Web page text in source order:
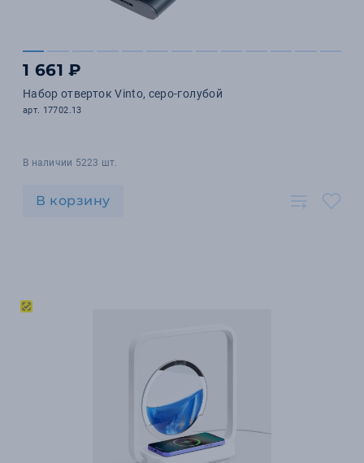
1 661 ₽
Набор отверток Vinto, серо-голубой
арт. 17702.13
В наличии 5223 шт.
В корзину